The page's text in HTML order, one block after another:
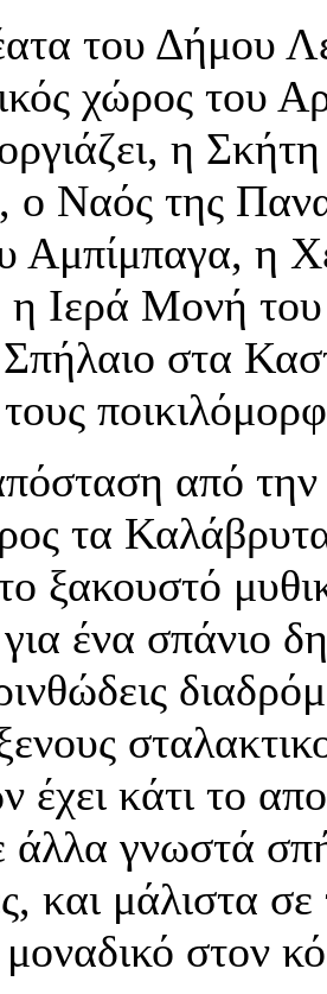
του Δήμου
χώρος του
η
Ναός της
Αμπίμπαγα, η
Ιερά Μονή του
στα
από
τα
το ξακουστό
ένα σπάνιο
έχει κάτι το
άλλα γνωστά
και μάλιστα
στον